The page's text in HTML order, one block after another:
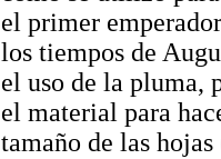
el primer
los tiempos de
el uso de la pluma,
el material para
tamaño de las